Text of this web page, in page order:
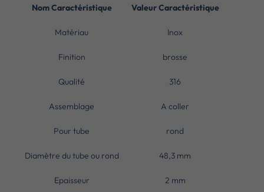
Nom Caractéristique Valeur Caractéristique
Matériau Inox
Finition brosse
Qualité 316
Assemblage A coller
Pour tube rond
Diamètre du tube ou rond 48,3 mm
Epaisseur 2 mm